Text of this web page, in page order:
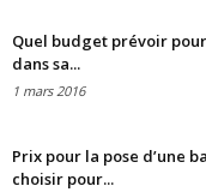
Quel budget prévoir
dans sa...
1 mars 2016
Prix pour la pose d’une
choisir pour...